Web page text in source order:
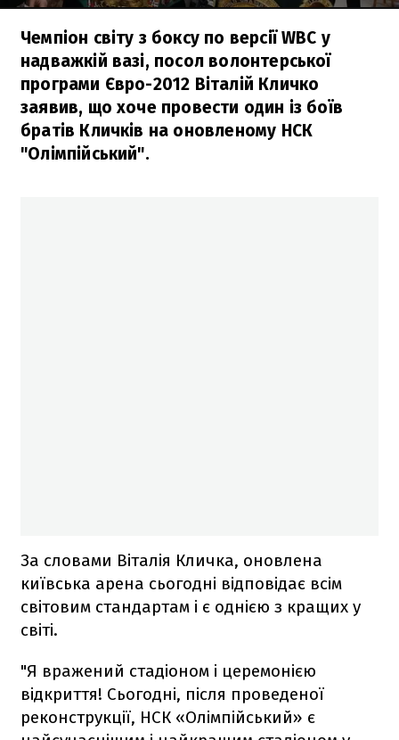
Чемпіон світу з боксу по версії WBC у
надважкій вазі, посол волонтерської
програми Євро-2012 Віталій Кличко
заявив, що хоче провести один із боїв
братів Кличків на оновленому НСК
"Олімпійський".
За словами Віталія Кличка, оновлена ​​
київська арена сьогодні відповідає всім
світовим стандартам і є однією з кращих у
світі.
"Я вражений стадіоном і церемонією
відкриття! Сьогодні, після проведеної
реконструкції, НСК «Олімпійський» є